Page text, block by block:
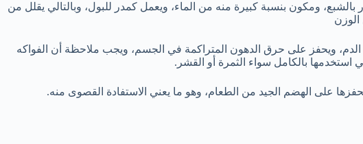
ومكون بنسبة كبيرة منه من الماء، ويعمل كمدر للبول، وبالتالي يقلل من
ويحفز على حرق الدهون المتراكمة في الجسم، ويجب ملاحظة أن الفواكه
استخدمها بالكامل سواء الثمرة أو القشر.
على الهضم الجيد من الطعام، وهو ما يعني الاستفادة القصوى منه.